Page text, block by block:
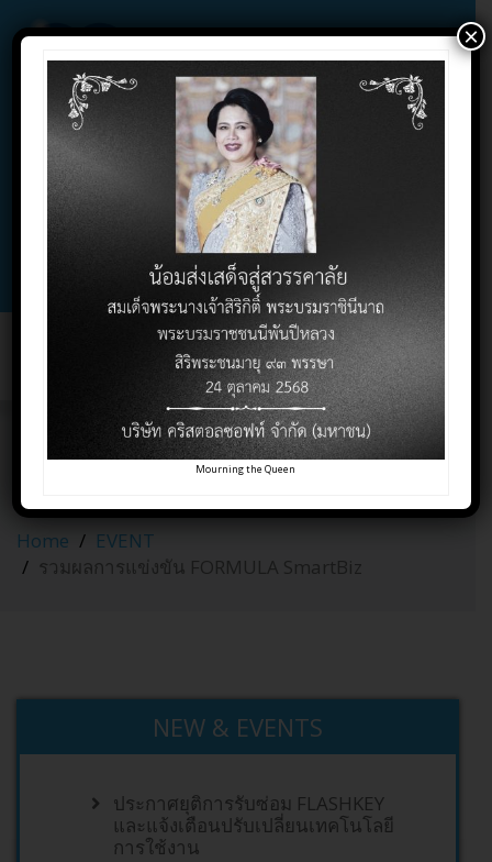
02-732-1900 , 02-732-1800 , 086-325-9004
Contact Click Support Click
Toggle
รวมผลการแข่งขัน
FORMULA SmartBiz
Home
EVENT
รวมผลการแข่งขัน FORMULA SmartBiz
NEW & EVENTS
ประกาศยุติการรับซ่อม FLASHKEY
และแจ้งเตือนปรับเปลี่ยนเทคโนโลยี
การใช้งาน
Mourning the Queen
×